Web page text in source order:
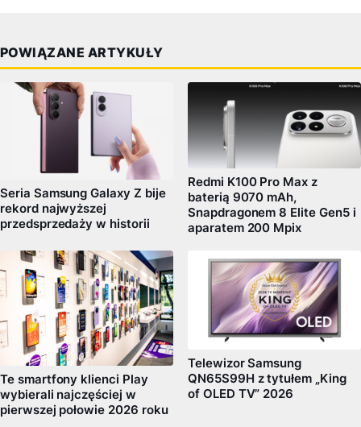
POWIĄZANE ARTYKUŁY
Seria Samsung Galaxy Z bije
rekord najwyższej
przedsprzedaży w historii
Redmi K100 Pro Max z
baterią 9070 mAh,
Snapdragonem 8 Elite Gen5 i
aparatem 200 Mpix
Te smartfony klienci Play
wybierali najczęściej w
pierwszej połowie 2026 roku
Telewizor Samsung
QN65S99H z tytułem „King
of OLED TV” 2026